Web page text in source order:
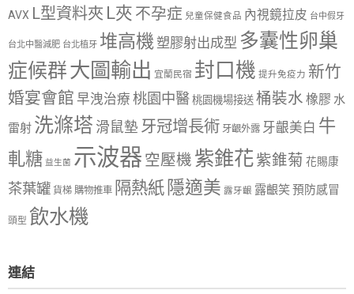
AVX L型資料夾 L夾 不孕症 兒童保健食品 內視鏡拉皮 台中假牙
台北中醫減肥 台北植牙 堆高機塑膠射出成型 多囊性卵巢
症候群大圖輸出 宜蘭民宿 封口機 提升免疫力 新竹
婚宴會館 早洩治療 桃園中醫 桃園機場接送 桶裝水 橡膠 水
雷射 洗滌塔 滑鼠墊 牙冠增長術 牙齦外露 牙齦美白 牛
軋糖 益生菌 示波器 空壓機 紫錐花紫錐菊 花賜康
茶葉罐 貨梯 購物推車 隔熱紙 隱適美 露牙齦 露齦笑預防感冒
頭型 飲水機
連結